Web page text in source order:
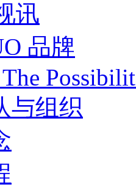
讯
品牌
与组织